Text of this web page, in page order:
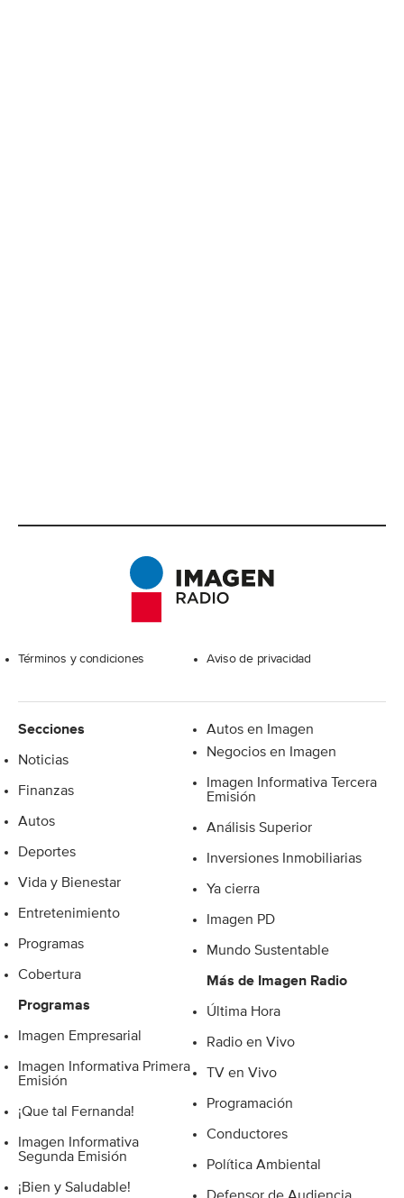
Términos y condiciones Aviso de privacidad
Secciones
Noticias
Finanzas
Autos
Deportes
Vida y Bienestar
Entretenimiento
Programas
Cobertura
Programas
Imagen Empresarial
Imagen Informativa Primera
Emisión
¡Que tal Fernanda!
Imagen Informativa
Segunda Emisión
¡Bien y Saludable!
Autos en Imagen
Negocios en Imagen
Imagen Informativa Tercera
Emisión
Análisis Superior
Inversiones Inmobiliarias
Ya cierra
Imagen PD
Mundo Sustentable
Más de Imagen Radio
Última Hora
Radio en Vivo
TV en Vivo
Programación
Conductores
Política Ambiental